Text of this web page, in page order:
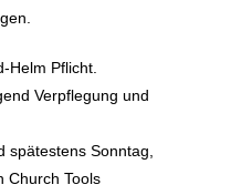
Helm Pflicht.
Verpflegung und
spätestens Sonntag,
Church Tools